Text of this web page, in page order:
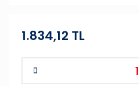
1.834,12 TL